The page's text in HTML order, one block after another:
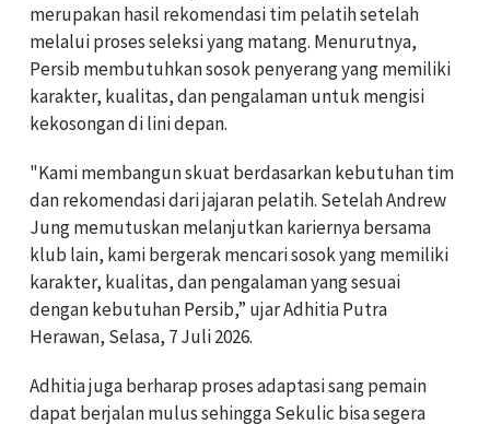
merupakan hasil rekomendasi tim pelatih setelah
melalui proses seleksi yang matang. Menurutnya,
Persib membutuhkan sosok penyerang yang memiliki
karakter, kualitas, dan pengalaman untuk mengisi
kekosongan di lini depan.
"Kami membangun skuat berdasarkan kebutuhan tim
dan rekomendasi dari jajaran pelatih. Setelah Andrew
Jung memutuskan melanjutkan kariernya bersama
klub lain, kami bergerak mencari sosok yang memiliki
karakter, kualitas, dan pengalaman yang sesuai
dengan kebutuhan Persib,” ujar Adhitia Putra
Herawan, Selasa, 7 Juli 2026.
Adhitia juga berharap proses adaptasi sang pemain
dapat berjalan mulus sehingga Sekulic bisa segera